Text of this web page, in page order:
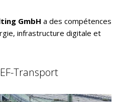
GmbH a des compétences
infrastructure digitale et
Transport